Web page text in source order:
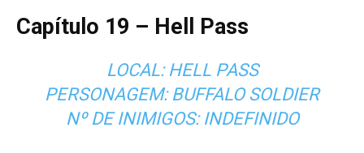
Capítulo 19 – Hell Pass
LOCAL: HELL PASS
PERSONAGEM: BUFFALO SOLDIER
Nº DE INIMIGOS: INDEFINIDO